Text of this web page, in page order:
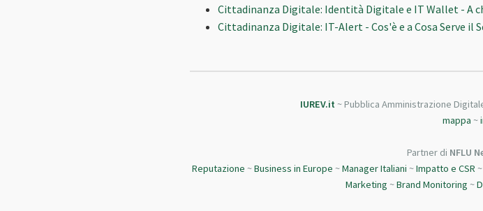
Cittadinanza Digitale: Identità Digitale e IT Wallet - A
Cittadinanza Digitale: IT-Alert - Cos'è e a Cosa Serve il
IUREV.it ~ Pubblica Amministrazione
mappa ~
Partner di NFLU
Reputazione ~Business in Europe ~Manager Italiani ~Impatto e CSR ~
Marketing ~Brand Monitoring ~